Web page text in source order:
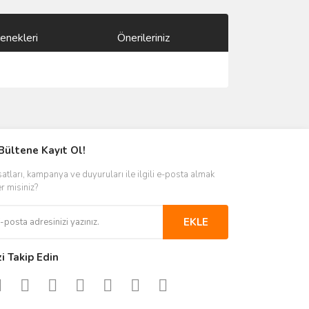
Önerileriniz
Kayıt Ol!
kampanya ve duyuruları ile ilgili e-posta almak
misiniz?
EKLE
Takip Edin